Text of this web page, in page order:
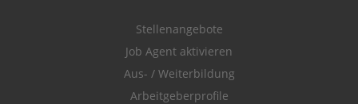
Stellenangebote
Job Agent aktivieren
Aus- / Weiterbildung
Arbeitgeberprofile